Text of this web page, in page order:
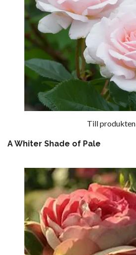
Till produkten
A Whiter Shade of Pale